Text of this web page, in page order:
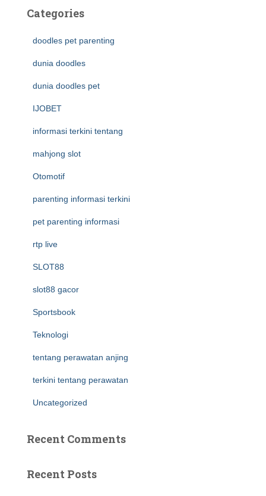
Categories
doodles pet parenting
dunia doodles
dunia doodles pet
IJOBET
informasi terkini tentang
mahjong slot
Otomotif
parenting informasi terkini
pet parenting informasi
rtp live
SLOT88
slot88 gacor
Sportsbook
Teknologi
tentang perawatan anjing
terkini tentang perawatan
Uncategorized
Recent Comments
Recent Posts